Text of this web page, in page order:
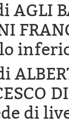
AGLI
di